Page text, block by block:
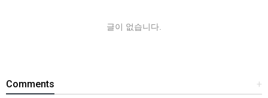
글이 없습니다.
+
Comments